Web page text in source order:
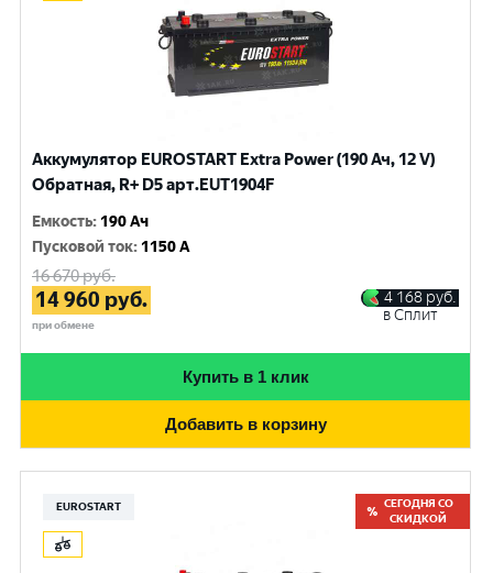
Аккумулятор EUROSTART Extra Power (190 Ач, 12 V)
Обратная, R+ D5 арт.EUT1904F
Емкость: 190 Ач
Пусковой ток: 1150 A
16 670руб.
14 960 руб.
при обмене
4 168 руб.
в Сплит
Купить в 1 клик
Добавить в корзину
EUROSTART
СЕГОДНЯ СО
СКИДКОЙ